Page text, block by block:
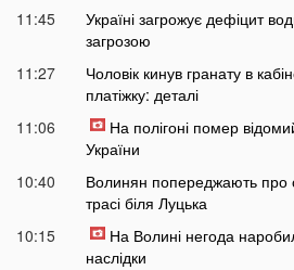
11:45
Україні загрожує дефіцит
загрозою
11:27
Чоловік кинув гранату в
платіжку: деталі
11:06
На полігоні помер
України
10:40
Волинян попереджають про
трасі біля Луцька
10:15
На Волині негода
наслідки